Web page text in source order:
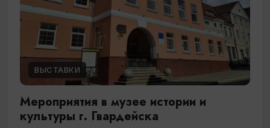
ВЫСТАВКИ
Мероприятия в музее истории и
культуры г. Гвардейска